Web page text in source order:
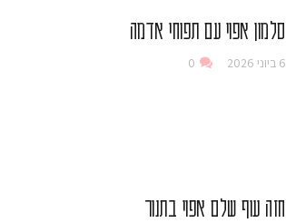
סלמון אפוי עם תפוחי אדמה
6 ביוני 2026 0
חזה עוף שלם אפוי בתנור